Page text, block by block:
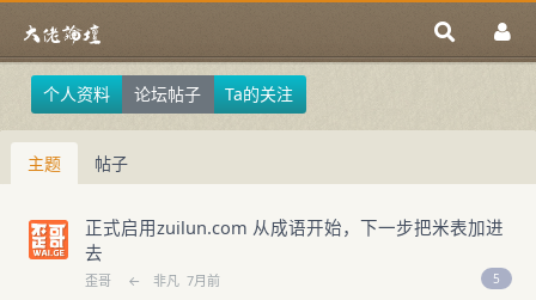
个人资料 论坛帖子 Ta的关注
主题 帖子
正式启用zuilun.com 从成语开始，下一步把米表加进
去
歪哥 ← 非凡 7月前 5